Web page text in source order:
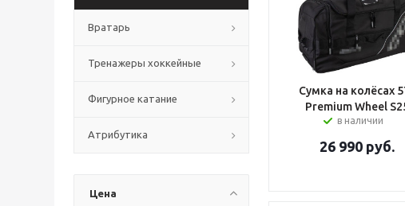
Вратарь
Тренажеры хоккейные
Фигурное катание
Атрибутика
Цена
Сумка на колёсах
Premium Wheel
в наличии
26 990 руб.